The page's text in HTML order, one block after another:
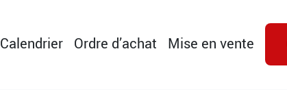
Calendrier Ordre d’achat Mise en vente